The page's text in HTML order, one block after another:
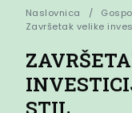
Naslovnica
Završetak velike